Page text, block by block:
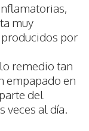
muy
por
remedio tan
empapado en
del
veces al día.